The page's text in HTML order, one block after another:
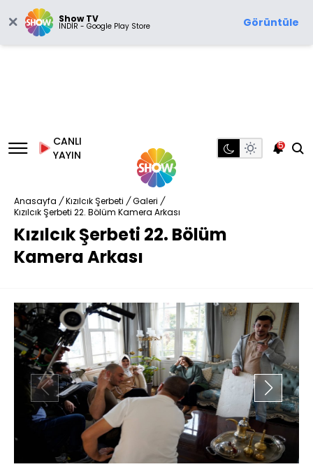
Show TV
İNDİR - Google Play Store Görüntüle
CANLI
YAYIN
5
Anasayfa / Kızılcık Şerbeti / Galeri /
Kızılcık Şerbeti 22. Bölüm Kamera Arkası
Kızılcık Şerbeti 22. Bölüm
Kamera Arkası